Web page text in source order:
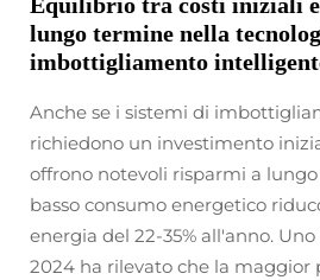
lungo termine nella
imbottigliamento
Anche se i sistemi di
richiedono un investimento
offrono notevoli risparmi a
basso consumo energetico
energia del 22-35% all'anno.
2024 ha rilevato che la